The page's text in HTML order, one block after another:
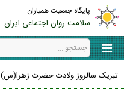
پایگاه جمعیت همیاران
سلامت روان اجتماعی ایران
تبریک سالروز ولادت حضرت زهرا(س)